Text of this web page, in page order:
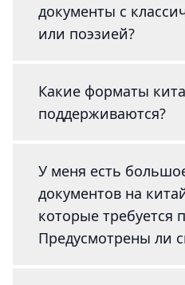
документы с
или поэзией?
Какие форматы
поддерживаются?
У меня есть
документов на
которые требуется
Предусмотрены ли